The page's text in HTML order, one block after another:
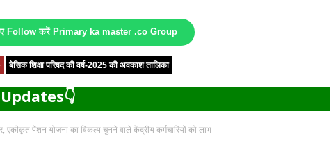
Follow करें Primary ka master .co Group
बेसिक शिक्षा परिषद की वर्ष-2025 की अवकाश तालिका
एकीकृत पेंशन योजना का विकल्प चुनने वाले केंद्रीय कर्मचारियों को लाभ